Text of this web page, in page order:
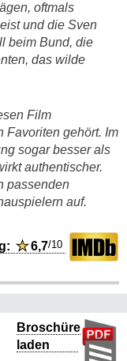
oftmals
und die Sven
beim Bund, die
das wilde
Film
Favoriten gehört. Im
sogar besser als
authentischer.
passenden
auf.
★6,7/10
Broschüre
laden